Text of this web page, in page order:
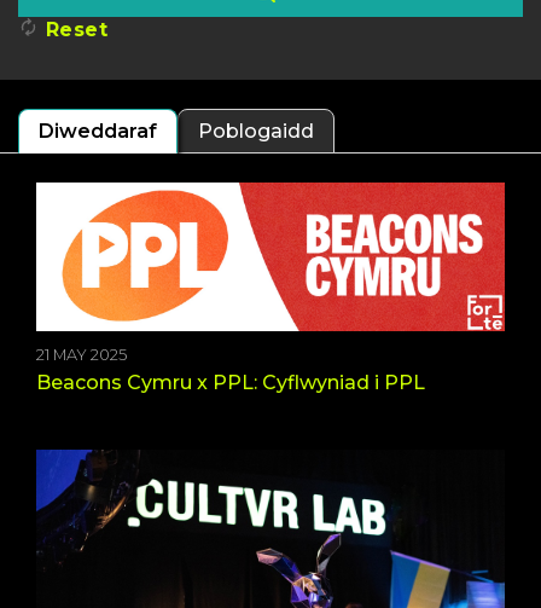
Reset
Diweddaraf Poblogaidd
21 MAY 2025
Beacons Cymru x PPL: Cyflwyniad i PPL